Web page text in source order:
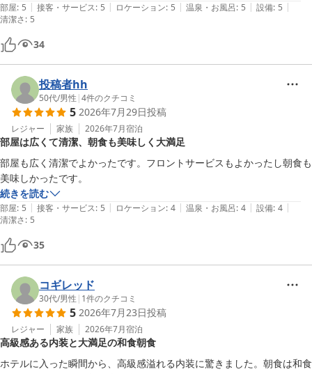
部屋: 5 | 接客・サービス: 5 | ロケーション: 5 | 温泉・お風呂: 5 | 設備: 5 |
清潔さ: 5
34
投稿者hh
50代/男性 |4件のクチコミ
5 2026年7月29日投稿
レジャー 家族 2026年7月宿泊
部屋は広くて清潔、朝食も美味しく大満足
部屋も広く清潔でよかったです。フロントサービスもよかったし朝食も
美味しかったです。
続きを読む
部屋: 5 | 接客・サービス: 5 | ロケーション: 4 | 温泉・お風呂: 4 | 設備: 4 |
清潔さ: 5
35
コギレッド
30代/男性 | 1件のクチコミ
5 2026年7月23日投稿
レジャー 家族 2026年7月宿泊
高級感ある内装と大満足の和食朝食
ホテルに入った瞬間から、高級感溢れる内装に驚きました。朝食は和食